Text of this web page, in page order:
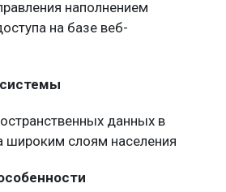
наполнением
на базе веб-
данных в
широким слоям населения